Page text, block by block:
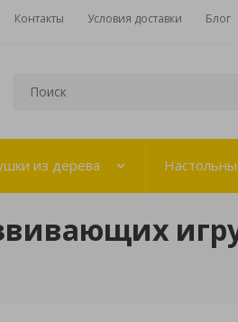
Контакты Условия доставки Блог
из дерева